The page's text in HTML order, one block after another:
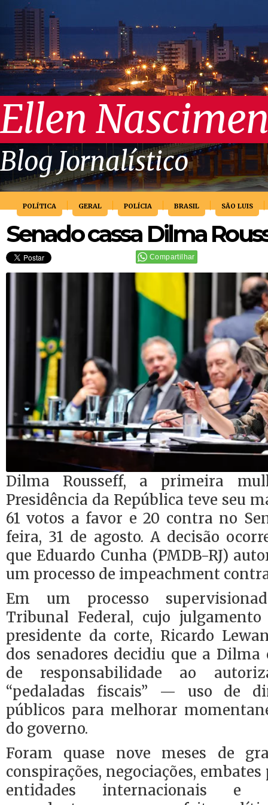
Ellen
Blog Jornalístico
POLÍTICA GERAL POLÍCIA BRASIL SÃO LUIS
Senado cassa Dilma
Compartilhar
Dilma Rousseff, a primeira
Presidência da República teve seu
61 votos a favor e 20 contra no
feira, 31 de agosto. A decisão
que Eduardo Cunha (PMDB-RJ)
um processo de impeachment
Em um processo
Tribunal Federal, cujo
presidente da corte, Ricardo
dos senadores decidiu que a
de responsabilidade ao
“pedaladas fiscais” — uso de
públicos para melhorar
do governo.
Foram quase nove meses de
conspirações, negociações,
entidades internacionais e